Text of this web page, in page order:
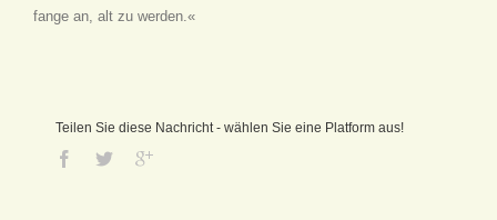
fange an, alt zu werden.«
Teilen Sie diese Nachricht - wählen Sie eine Platform aus!